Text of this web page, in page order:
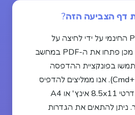
דף הצביעה הזה?
הורידו את קובץ ה-PDF החינמי על ידי לחיצה על
כפתור ההורדה. לאחר מכן פתחו את ה-PDF במחשב
בפונקציית ההדפסה
בדפדפן (Ctrl+P או Cmd+P). אנו ממליצים להדפיס
על נייר לבן בגודל סטנדרטי 8.5x11 אינץ' או A4
ניתן להתאים את הגדרות